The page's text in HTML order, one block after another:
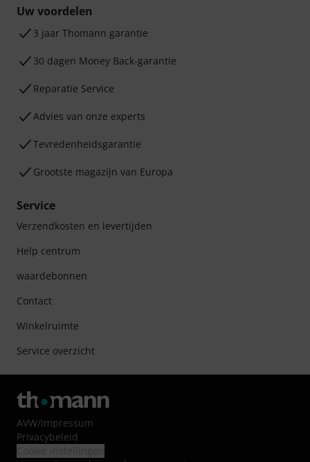
Uw voordelen
3 jaar Thomann garantie
30 dagen Money Back-garantie
Reparatie Service
Advies van onze experts
Tevredenheidsgarantie
Grootste magazijn van Europa
Service
Verzendkosten en levertijden
Help centrum
waardebonnen
Contact
Winkelruimte
Service overzicht
AVW/Impressum
Privacybeleid